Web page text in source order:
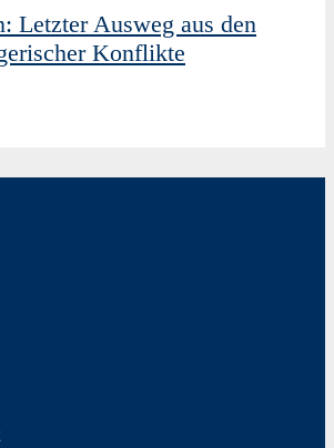
Letzter Ausweg aus den
Konflikte